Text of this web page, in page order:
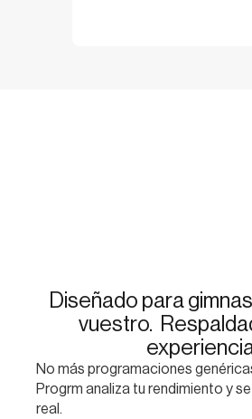
Diseñado para
vuestro.
No más programaciones
Progrm analiza tu rendimiento y
real.